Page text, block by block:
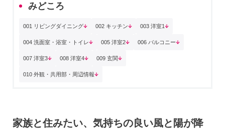
みどころ
001 リビングダイニング 002 キッチン 003 洋室1
004 洗面室・浴室・トイレ 005 洋室2 006 バルコニー
007 洋室3 008 洋室4 009 玄関
010 外観・共用部・周辺情報
家族と住みたい、気持ちの良い風と陽が降